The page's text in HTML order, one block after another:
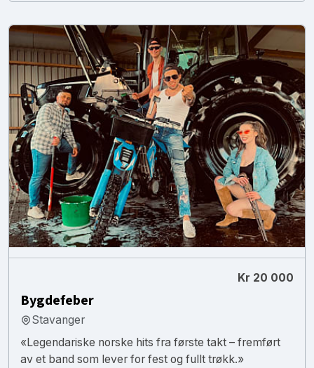
Kr 20 000
Bygdefeber
Stavanger
«Legendariske norske hits fra første takt – fremført
av et band som lever for fest og fullt trøkk.»